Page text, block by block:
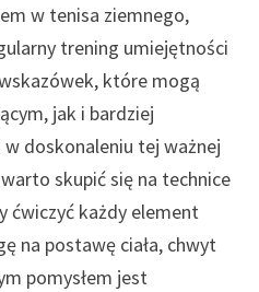
w tenisa ziemnego,
trening umiejętności
które mogą
jak i bardziej
doskonaleniu tej ważnej
skupić się na technice
ćwiczyć każdy element
na postawę ciała, chwyt
pomysłem jest